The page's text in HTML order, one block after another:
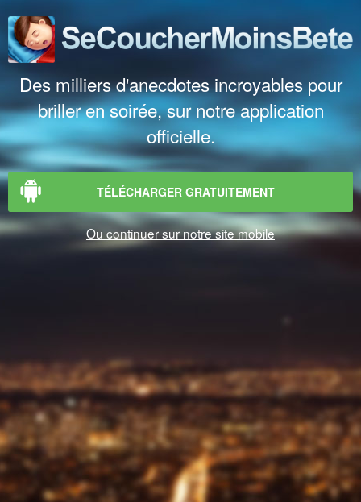
Des milliers d'anecdotes incroyables pour
briller en soirée, sur notre application
officielle.
TÉLÉCHARGER GRATUITEMENT
Ou continuer sur notre site mobile